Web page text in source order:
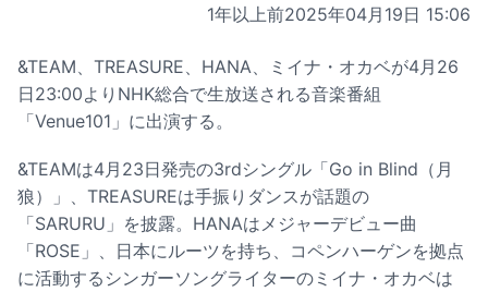
1年以上前2025年04月19日 15:06
&TEAM、TREASURE、HANA、ミイナ・オカベが4月26
日23:00よりNHK総合で生放送される音楽番組
「Venue101」に出演する。
&TEAMは4月23日発売の3rdシングル「Go in Blind（月
狼）」、TREASUREは手振りダンスが話題の
「SARURU」を披露。HANAはメジャーデビュー曲
「ROSE」、日本にルーツを持ち、コペンハーゲンを拠点
に活動するシンガーソングライターのミイナ・オカベは